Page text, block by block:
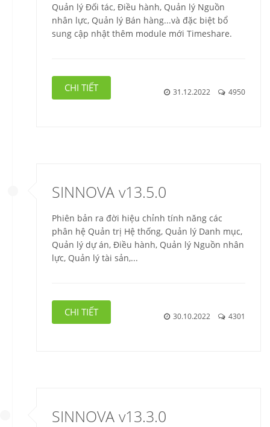
Quản lý Đối tác, Điều hành, Quản lý Nguồn
nhân lực, Quản lý Bán hàng...và đặc biệt bổ
sung cập nhật thêm module mới Timeshare.
CHI TIẾT 31.12.2022 4950
SINNOVA v13.5.0
Phiên bản ra đời hiệu chỉnh tính năng các
phân hệ Quản trị Hệ thống, Quản lý Danh mục,
Quản lý dự án, Điều hành, Quản lý Nguồn nhân
lực, Quản lý tài sản,...
CHI TIẾT 30.10.2022 4301
SINNOVA v13.3.0